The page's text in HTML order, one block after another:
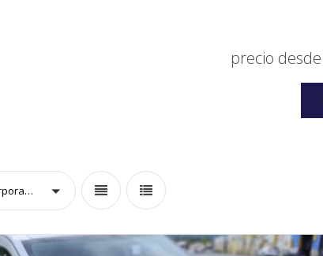
precio desde
- Últimas incorporaciones -